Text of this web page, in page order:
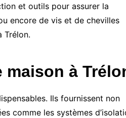
et outils pour assurer la
encore de vis et de chevilles
Trélon.
à
Ils fournissent non
comme les systèmes